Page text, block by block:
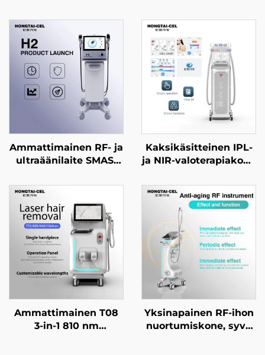
Ammattimainen RF- ja
ultraäänilaite SMAS-
ikääntymisen
ehkäisyyn, ryppyjen
poistoon, kasvojen
kiristämiseen ja ihon
tiukentamiseen
Kaksikäsitteinen IPL-
ja NIR-valoterapiakone
ihovalkaisuun,
nuorentamiseen ja
ikääntymisen
ehkäisyyn
kauneuslaitoksille
Ammattimainen T08
3-in-1 810 nm
Yksinapainen RF-ihon
nuortumiskone, syvä